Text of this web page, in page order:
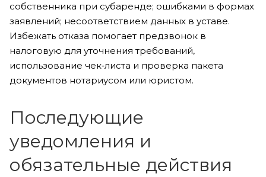
собственника при субаренде; ошибками в формах
заявлений; несоответствием данных в уставе.
Избежать отказа помогает предзвонок в
налоговую для уточнения требований,
использование чек‑листа и проверка пакета
документов нотариусом или юристом.
Последующие
уведомления и
обязательные действия